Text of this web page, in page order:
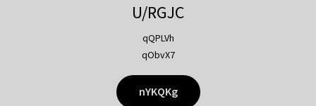
U/RGJC
qQPLVh
qObvX7
nYKQKg